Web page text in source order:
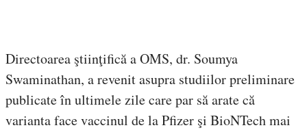
Directoarea ştiinţifică a OMS, dr. Soumya
Swaminathan, a revenit asupra studiilor preliminare
publicate în ultimele zile care par să arate că
varianta face vaccinul de la Pfizer şi BioNTech mai